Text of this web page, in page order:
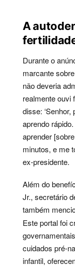
A
Durante o
marcante
não deveria
realmente ouvi
disse:
aprendo
aprender
minutos, e me
ex-presidente.
Além do
Jr., secretário
também
Este portal foi
cuidados pré-
infantil,